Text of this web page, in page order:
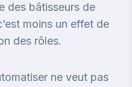
des bâtisseurs de
moins un effet de
des rôles.
ne veut pas